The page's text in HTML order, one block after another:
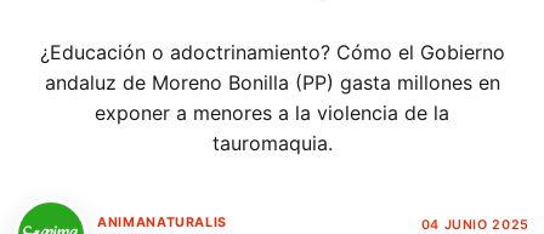
¿Educación o adoctrinamiento? Cómo el Gobierno
andaluz de Moreno Bonilla (PP) gasta millones en
exponer a menores a la violencia de la
tauromaquia.
ANIMANATURALIS
04 JUNIO 2025